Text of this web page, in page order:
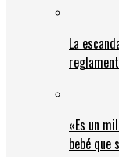
La
«Es un
bebé que